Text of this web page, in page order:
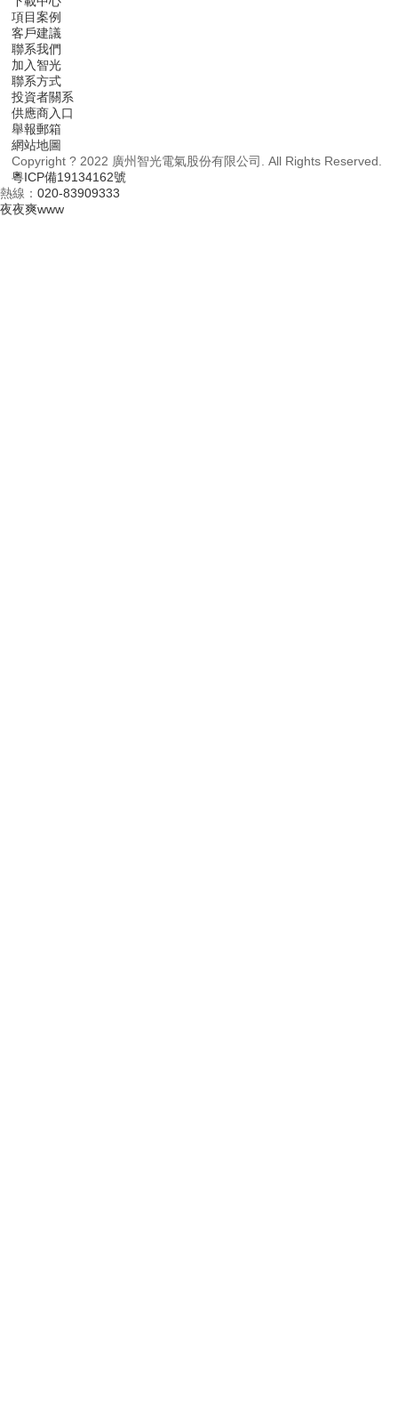
項目案例
客戶建議
聯系我們
加入智光
聯系方式
投資者關系
供應商入口
舉報郵箱
網站地圖
Copyright ? 2022 廣州智光電氣股份有限公司. All Rights Reserved.
粵ICP備19134162號
熱線： 020-83909333
夜夜爽www